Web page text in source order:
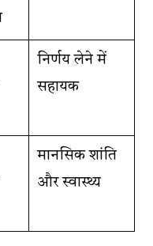
निर्णय लेने में
सहायक
मानसिक शांति
और स्वास्थ्य